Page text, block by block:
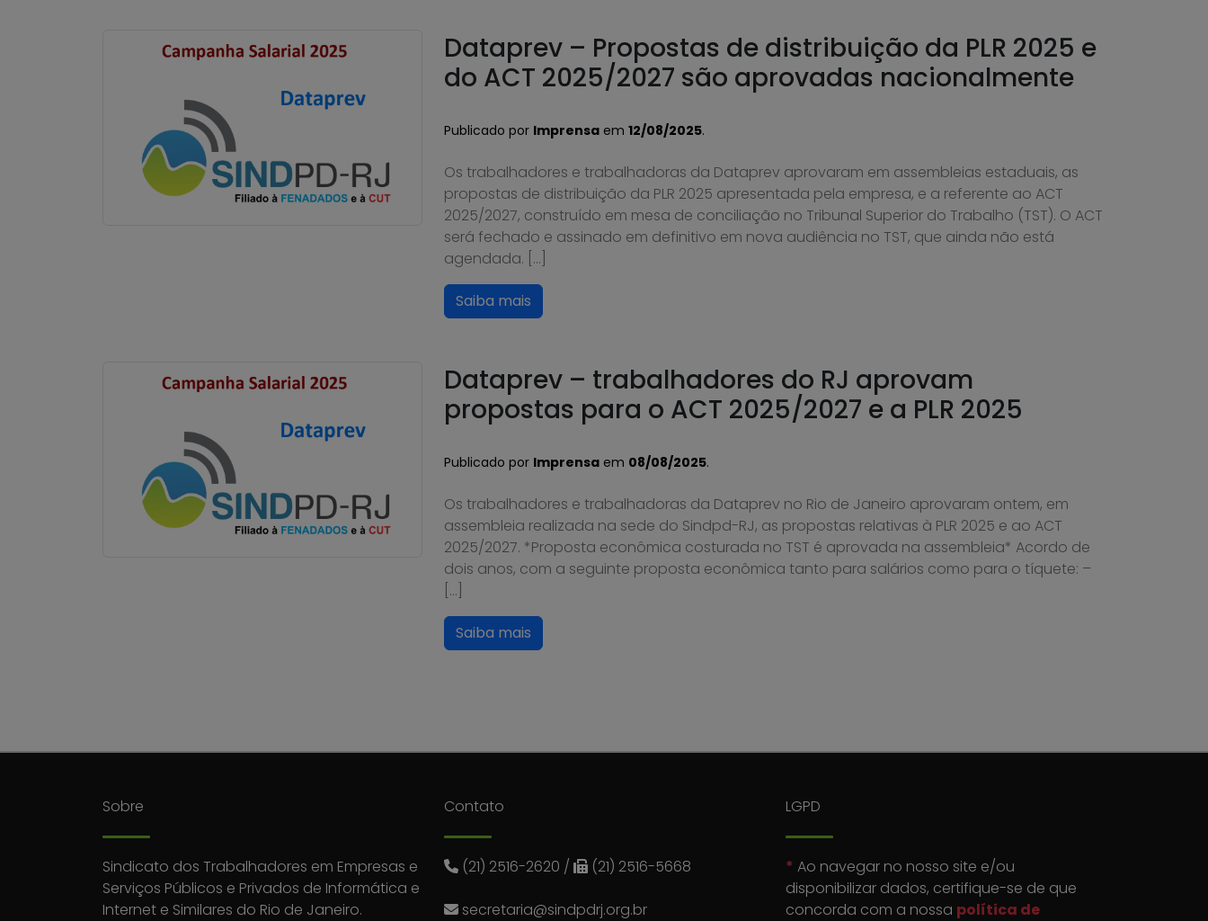
Dataprev – Propostas de distribuição da PLR 2025 e
do ACT 2025/2027 são aprovadas nacionalmente
Publicado por Imprensa em 12/08/2025.
Os trabalhadores e trabalhadoras da Dataprev aprovaram em assembleias estaduais, as
propostas de distribuição da PLR 2025 apresentada pela empresa, e a referente ao ACT
2025/2027, construído em mesa de conciliação no Tribunal Superior do Trabalho (TST). O ACT
será fechado e assinado em definitivo em nova audiência no TST, que ainda não está
agendada. […]
Saiba mais
Dataprev – trabalhadores do RJ aprovam
propostas para o ACT 2025/2027 e a PLR 2025
Publicado por Imprensa em 08/08/2025.
Os trabalhadores e trabalhadoras da Dataprev no Rio de Janeiro aprovaram ontem, em
assembleia realizada na sede do Sindpd-RJ, as propostas relativas à PLR 2025 e ao ACT
2025/2027. *Proposta econômica costurada no TST é aprovada na assembleia* Acordo de
dois anos, com a seguinte proposta econômica tanto para salários como para o tíquete: –
[…]
Saiba mais
Sobre
Sindicato dos Trabalhadores em Empresas e
Serviços Públicos e Privados de Informática e
Internet e Similares do Rio de Janeiro.
Contato
(21) 2516-2620 / (21) 2516-5668
secretaria@sindpdrj.org.br
LGPD
* Ao navegar no nosso site e/ou
disponibilizar dados, certifique-se de que
concorda com a nossa política de